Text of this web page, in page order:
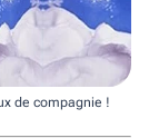
de compagnie !